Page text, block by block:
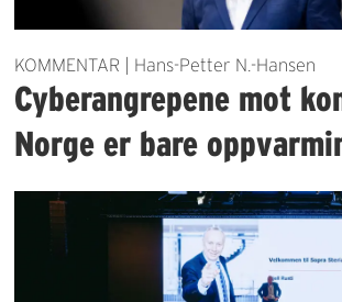
KOMMENTAR | Hans-Petter N.-Hansen
Cyberangrepene mot
Norge er bare